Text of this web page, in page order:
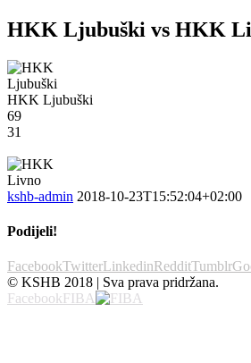
HKK Ljubuški vs HKK
HKK Ljubuški
69
31
kshb-admin 2018-10-23T15:52:04+02:00
Podijeli!
FacebookTwitterLinkedinRedditTumblr
© KSHB 2018 | Sva prava pridržana.
FacebookFIBA